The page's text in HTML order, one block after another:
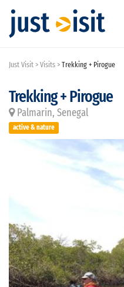
Just Visit Visits Trekking + Pirogue
Trekking + Pirogue
Palmarin, Senegal
active & nature